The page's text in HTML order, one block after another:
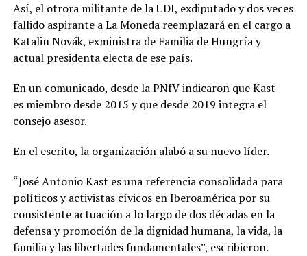
Así, el otrora militante de la UDI, exdiputado y dos veces
fallido aspirante a La Moneda reemplazará en el cargo a
Katalin Novák, exministra de Familia de Hungría y
actual presidenta electa de ese país.
En un comunicado, desde la PNfV indicaron que Kast
es miembro desde 2015 y que desde 2019 integra el
consejo asesor.
En el escrito, la organización alabó a su nuevo líder.
“José Antonio Kast es una referencia consolidada para
políticos y activistas cívicos en Iberoamérica por su
consistente actuación a lo largo de dos décadas en la
defensa y promoción de la dignidad humana, la vida, la
familia y las libertades fundamentales”, escribieron.